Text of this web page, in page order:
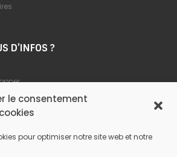
le consentement
pour optimiser notre site web et notre
D’INFOS ?